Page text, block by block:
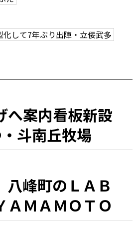
して7年ぶり出陣・立佞武多
へ案内看板新設
斗南丘牧場
峰町のＬＡＢ
ＭＡＭＯＴＯ
」 県北・盛夏の